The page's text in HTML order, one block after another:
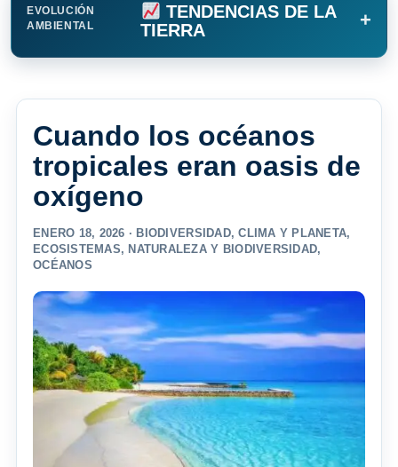
EVOLUCIÓN
AMBIENTAL
TENDENCIAS DE LA
TIERRA
+
Cuando los océanos
tropicales eran oasis de
oxígeno
ENERO 18, 2026 · BIODIVERSIDAD,CLIMA Y PLANETA,
ECOSISTEMAS, NATURALEZA Y BIODIVERSIDAD,
OCÉANOS